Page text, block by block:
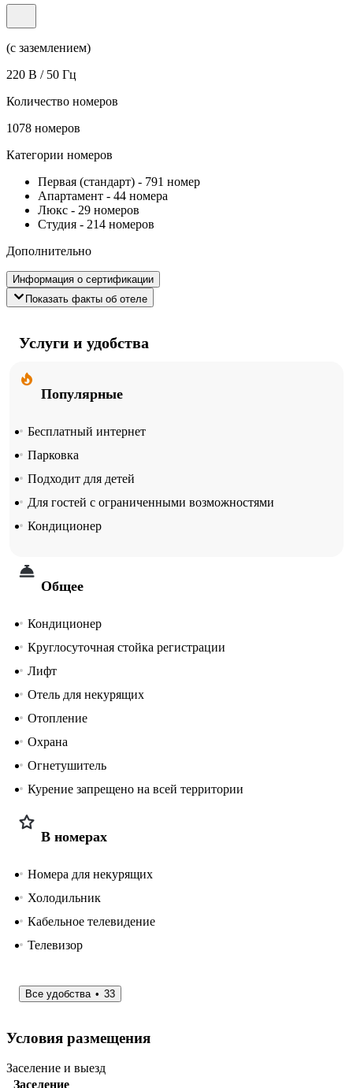
(с заземлением)
220 В / 50 Гц
Количество номеров
1078 номеров
Категории номеров
Первая (стандарт) - 791 номер
Апартамент - 44 номера
Люкс - 29 номеров
Студия - 214 номеров
Дополнительно
Информация о сертификации
Показать факты об отеле
Услуги и удобства
Популярные
Бесплатный интернет
Парковка
Подходит для детей
Для гостей с ограниченными возможностями
Кондиционер
Общее
Кондиционер
Круглосуточная стойка регистрации
Лифт
Отель для некурящих
Отопление
Охрана
Огнетушитель
Курение запрещено на всей территории
В номерах
Номера для некурящих
Холодильник
Кабельное телевидение
Телевизор
Все удобства 33
Условия размещения
Заселение и выезд
Заселение